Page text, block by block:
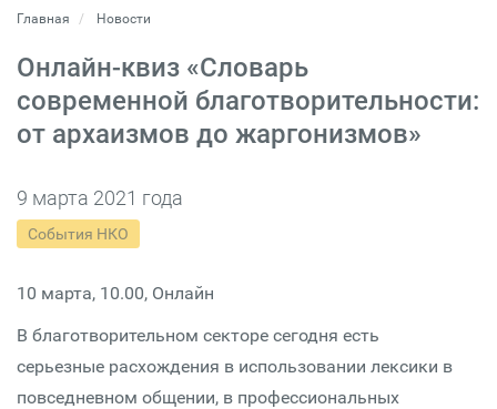
Главная Новости
Онлайн-квиз «Словарь
современной благотворительности:
от архаизмов до жаргонизмов»
9 марта 2021 года
События НКО
10 марта, 10.00, Онлайн
В благотворительном секторе cегодня есть
серьезные расхождения в использовании лексики в
повседневном общении, в профессиональных